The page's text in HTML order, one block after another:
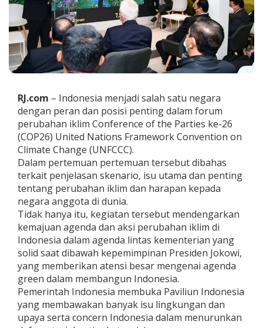
r
u
t
l
a
d
O
P
2
6
U
N
F
C
C
G
l
a
s
g
o
w
U
K
RJ.com – Indonesia menjadi salah satu negara
dengan peran dan posisi penting dalam forum
perubahan iklim Conference of the Parties ke-26
(COP26) United Nations Framework Convention on
Climate Change (UNFCCC).
Dalam pertemuan pertemuan tersebut dibahas
terkait penjelasan skenario, isu utama dan penting
tentang perubahan iklim dan harapan kepada
negara anggota di dunia.
Tidak hanya itu, kegiatan tersebut mendengarkan
kemajuan agenda dan aksi perubahan iklim di
Indonesia dalam agenda lintas kementerian yang
solid saat dibawah kepemimpinan Presiden Jokowi,
yang memberikan atensi besar mengenai agenda
green dalam membangun Indonesia.
Pemerintah Indonesia membuka Paviliun Indonesia
yang membawakan banyak isu lingkungan dan
upaya serta concern Indonesia dalam menurunkan